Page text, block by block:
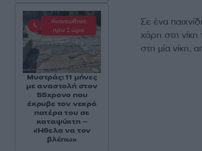
Σε ένα
χάρη στη
στη μία νίκη,
Ανανεώθηκε
πριν 1 ώρα
Μυστράς: 11 μήνες
με αναστολή στον
55χρονο που
έκρυβε τον νεκρό
πατέρα του σε
καταψύκτη –
«Ήθελα να τον
βλέπω»